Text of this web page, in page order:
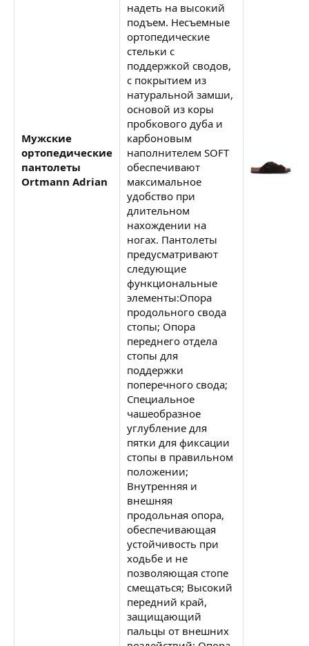
Мужские
ортопедические
пантолеты
Ortmann Adrian
надеть на высокий
подъем. Несъемные
ортопедические
стельки с
поддержкой сводов,
с покрытием из
натуральной замши,
основой из коры
пробкового дуба и
карбоновым
наполнителем SOFT
обеспечивают
максимальное
удобство при
длительном
нахождении на
ногах. Пантолеты
предусматривают
следующие
функциональные
элементы:Опора
продольного свода
стопы; Опора
переднего отдела
стопы для
поддержки
поперечного свода;
Специальное
чашеобразное
углубление для
пятки для фиксации
стопы в правильном
положении;
Внутренняя и
внешняя
продольная опора,
обеспечивающая
устойчивость при
ходьбе и не
позволяющая стопе
смещаться; Высокий
передний край,
защищающий
пальцы от внешних